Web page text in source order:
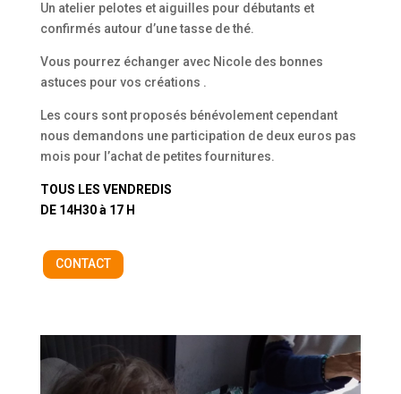
Un atelier pelotes et aiguilles pour débutants et
confirmés autour d’une tasse de thé.
Vous pourrez échanger avec Nicole des bonnes
astuces pour vos créations .
Les cours sont proposés bénévolement cependant
nous demandons une participation de deux euros pas
mois pour l’achat de petites fournitures.
TOUS LES VENDREDIS
DE 14H30 à 17 H
CONTACT